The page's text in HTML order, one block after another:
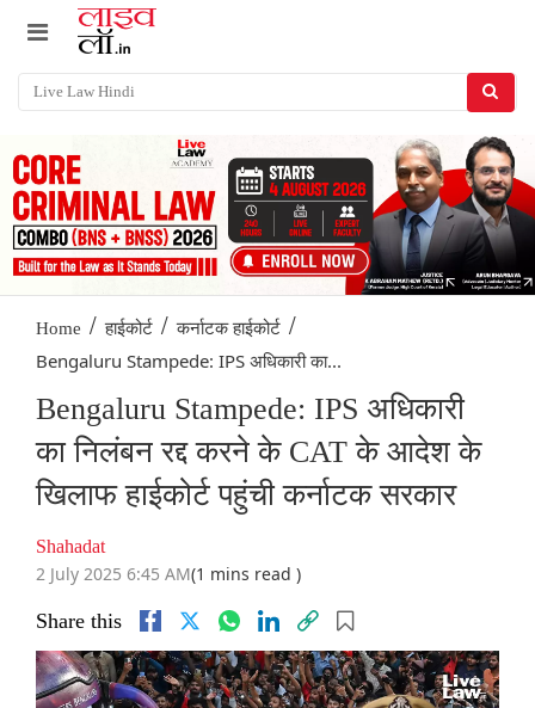
Home / हाईकोर्ट / कर्नाटक हाईकोर्ट /
Bengaluru Stampede: IPS अधिकारी का...
Bengaluru Stampede: IPS अधिकारी
का निलंबन रद्द करने के CAT के आदेश के
खिलाफ हाईकोर्ट पहुंची कर्नाटक सरकार
Shahadat
2 July 2025 6:45 AM(1 mins read )
Share this